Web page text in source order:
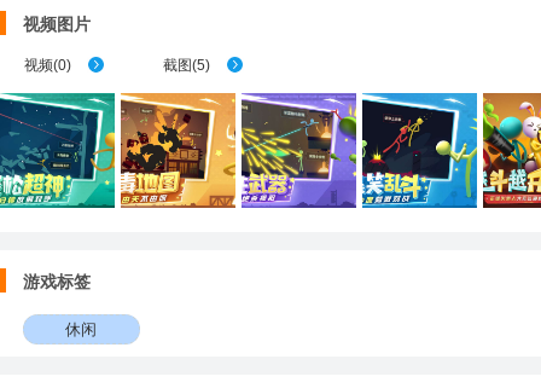
由创作编辑地图，你的魔性“恶作剧”一键分享，即可与全服火柴人
列，逗斗、聊天、一起CPDD！
视频图片
视频(0) 截图(5)
游戏标签
休闲